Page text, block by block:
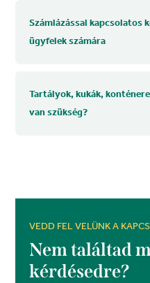
Számlázással kapcsolatos
ügyfelek számára
Tartályok, kukák,
van szükség?
Nem találtad
kérdésedre?
VEDD FEL VELÜNK A